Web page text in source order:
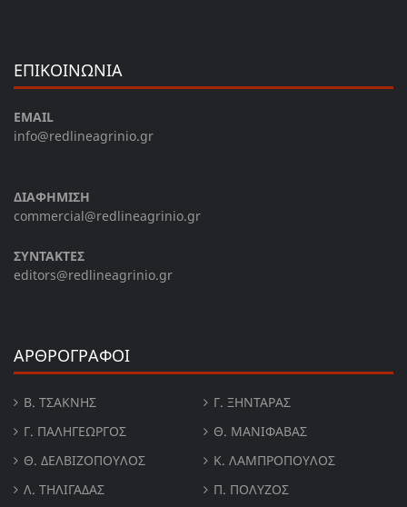
ΕΠΙΚΟΙΝΩΝΙΑ
EMAIL
info@redlineagrinio.gr
ΔΙΑΦΗΜΙΣΗ
commercial@redlineagrinio.gr
ΣΥΝΤΑΚΤΕΣ
editors@redlineagrinio.gr
ΑΡΘΡΟΓΡΑΦΟΙ
Β. ΤΣΆΚΝΗΣ
Γ. ΞΗΝΤΆΡΑΣ
Γ. ΠΑΛΗΓΕΏΡΓΟΣ
Θ. ΜΑΝΙΦΑΒΑΣ
Θ. ΔΕΛΒΙΖΌΠΟΥΛΟΣ
Κ. ΛΑΜΠΡΟΠΟΥΛΟΣ
Λ. ΤΗΛΙΓΑΔΑΣ
Π. ΠΟΛΎΖΟΣ